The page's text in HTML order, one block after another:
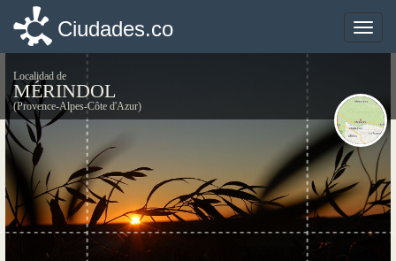
Toggle
Ciudades.co
Localidad de
MÉRINDOL
(Provence-Alpes-Côte d'Azur)
Toggle
Ciudades.co